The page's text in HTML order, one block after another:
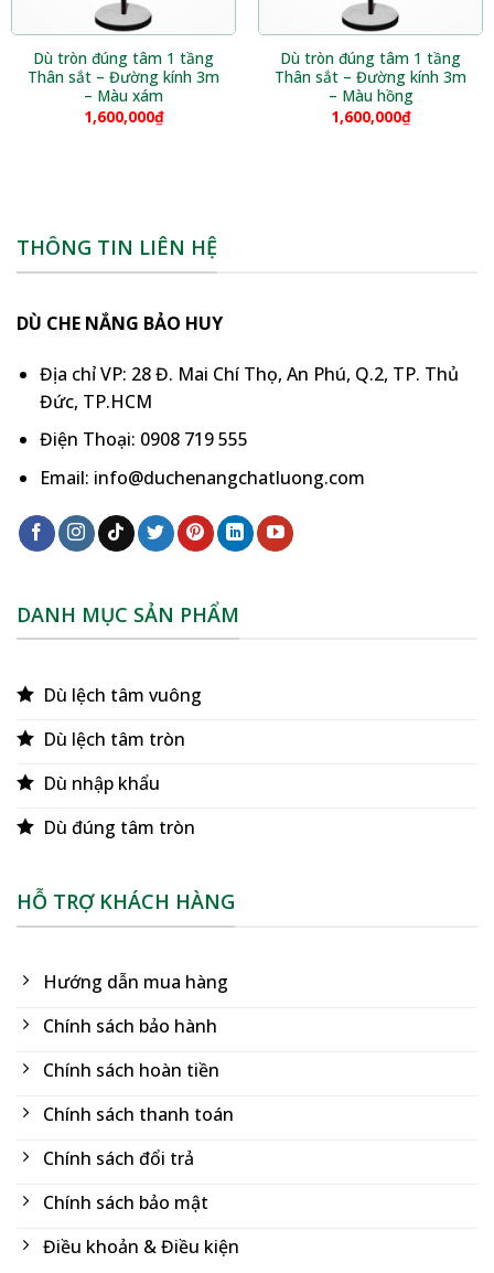
Dù tròn đúng tâm 1 tầng
Thân sắt – Đường kính 3m
– Màu xám
1,600,000₫
Dù tròn đúng tâm 1 tầng
Thân sắt – Đường kính 3m
– Màu hồng
1,600,000₫
THÔNG TIN LIÊN HỆ
DÙ CHE NẮNG BẢO HUY
Địa chỉ VP: 28 Đ. Mai Chí Thọ, An Phú, Q.2, TP. Thủ
Đức, TP.HCM
Điện Thoại: 0908 719 555
Email: info@duchenangchatluong.com
DANH MỤC SẢN PHẨM
Dù lệch tâm vuông
Dù lệch tâm tròn
Dù nhập khẩu
Dù đúng tâm tròn
HỖ TRỢ KHÁCH HÀNG
Hướng dẫn mua hàng
Chính sách bảo hành
Chính sách hoàn tiền
Chính sách thanh toán
Chính sách đổi trả
Chính sách bảo mật
Điều khoản & Điều kiện